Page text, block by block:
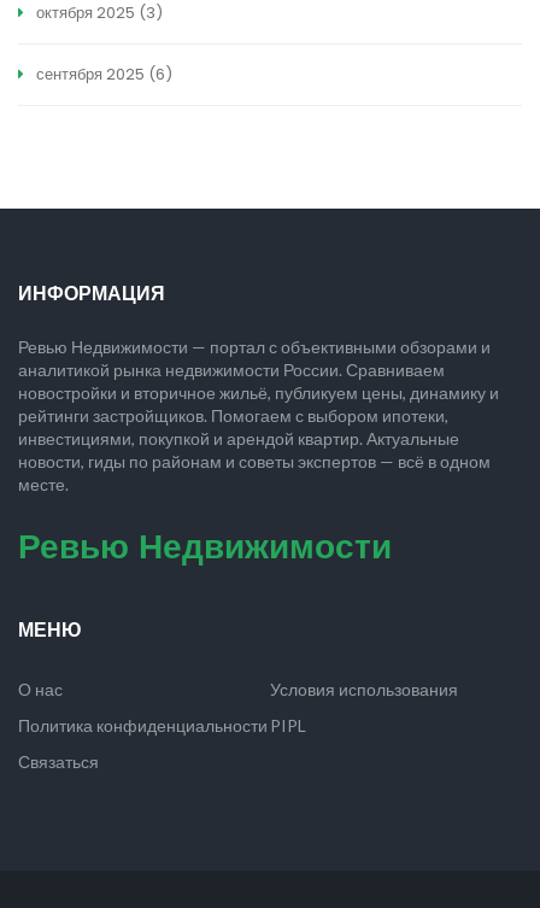
октября 2025 (3)
сентября 2025 (6)
ИНФОРМАЦИЯ
Ревью Недвижимости — портал с объективными обзорами и
аналитикой рынка недвижимости России. Сравниваем
новостройки и вторичное жильё, публикуем цены, динамику и
рейтинги застройщиков. Помогаем с выбором ипотеки,
инвестициями, покупкой и арендой квартир. Актуальные
новости, гиды по районам и советы экспертов — всё в одном
месте.
Ревью Недвижимости
МЕНЮ
О нас
Условия использования
Политика конфиденциальности PIPL
Связаться